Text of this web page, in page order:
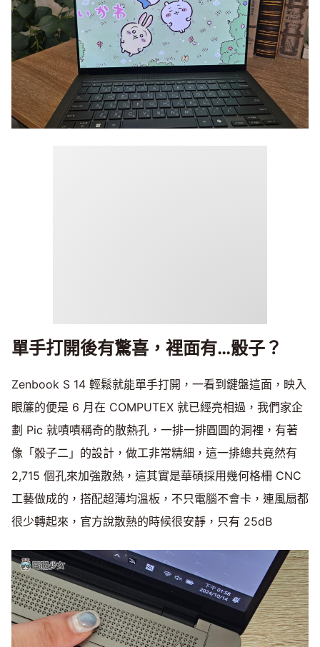
單手打開後有驚喜，裡面有…骰子？
Zenbook S 14 輕鬆就能單手打開，一看到鍵盤這面，映入
眼簾的便是 6 月在 COMPUTEX 就已經亮相過，我們家企
劃 Pic 就嘖嘖稱奇的散熱孔，一排一排圓圓的洞裡，有著
像「骰子二」的設計，做工非常精細，這一排總共竟然有
2,715 個孔來加強散熱，這其實是華碩採用幾何格柵 CNC
工藝做成的，搭配超薄均溫板，不只電腦不會卡，連風扇都
很少轉起來，官方說散熱的時候很安靜，只有 25dB